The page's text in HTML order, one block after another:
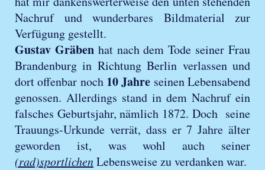
Nachruf und wunderbares Bildmaterial zur
Verfügung gestellt.
Gustav Gräbenhat nach dem Tode seiner Frau
Brandenburg in Richtung Berlin verlassen und
dort offenbar noch 10 Jahre seinen Lebensabend
genossen. Allerdings stand in dem Nachruf ein
falsches Geburtsjahr, nämlich 1872. Doch seine
Trauungs-Urkunde verrät, dass er 7 Jahre älter
geworden ist, was wohl auch seiner
(rad)sportlichenLebensweise zu verdanken war.